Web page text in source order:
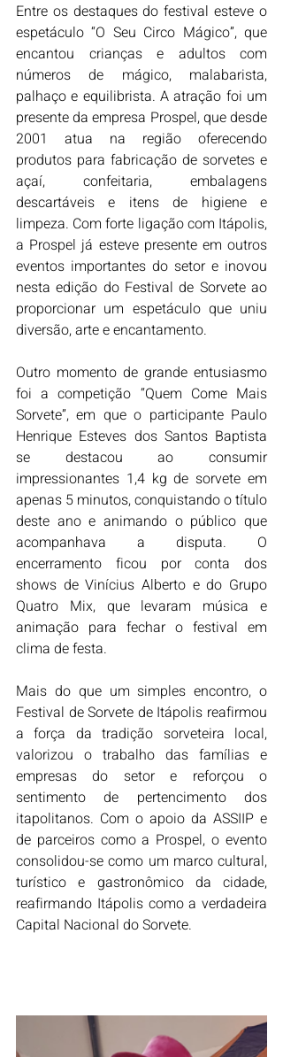
Entre os destaques do festival esteve o
espetáculo “O Seu Circo Mágico”, que
encantou crianças e adultos com
números de mágico, malabarista,
palhaço e equilibrista. A atração foi um
presente da empresa Prospel, que desde
2001 atua na região oferecendo
produtos para fabricação de sorvetes e
açaí, confeitaria, embalagens
descartáveis e itens de higiene e
limpeza. Com forte ligação com Itápolis,
a Prospel já esteve presente em outros
eventos importantes do setor e inovou
nesta edição do Festival de Sorvete ao
proporcionar um espetáculo que uniu
diversão, arte e encantamento.
Outro momento de grande entusiasmo
foi a competição “Quem Come Mais
Sorvete”, em que o participante Paulo
Henrique Esteves dos Santos Baptista
se destacou ao consumir
impressionantes 1,4 kg de sorvete em
apenas 5 minutos, conquistando o título
deste ano e animando o público que
acompanhava a disputa. O
encerramento ficou por conta dos
shows de Vinícius Alberto e do Grupo
Quatro Mix, que levaram música e
animação para fechar o festival em
clima de festa.
Mais do que um simples encontro, o
Festival de Sorvete de Itápolis reafirmou
a força da tradição sorveteira local,
valorizou o trabalho das famílias e
empresas do setor e reforçou o
sentimento de pertencimento dos
itapolitanos. Com o apoio da ASSIIP e
de parceiros como a Prospel, o evento
consolidou-se como um marco cultural,
turístico e gastronômico da cidade,
reafirmando Itápolis como a verdadeira
Capital Nacional do Sorvete.